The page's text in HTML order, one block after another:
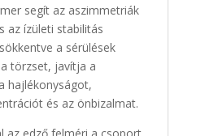
segít az aszimmetriák
az ízületi stabilitás
a sérülések
törzset, javítja a
hajlékonyságot,
és az önbizalmat.